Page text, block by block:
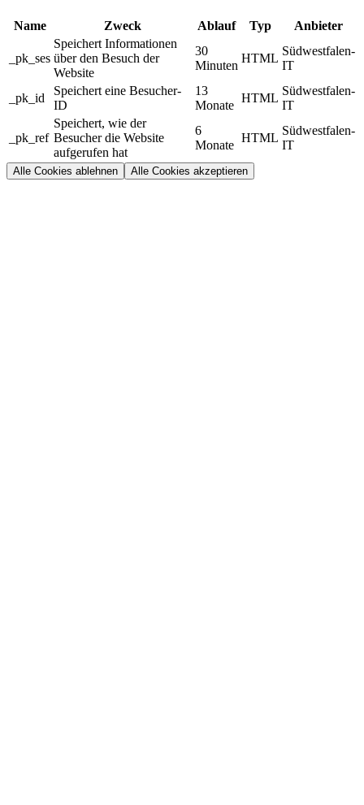
Name Zweck Ablauf Typ Anbieter
_pk_ses
Speichert Informationen
über den Besuch der
Website
30
Minuten
HTML
Südwestfalen-
IT
_pk_id
Speichert eine Besucher-
ID
13
Monate
HTML
Südwestfalen-
IT
_pk_ref
Speichert, wie der
Besucher die Website
aufgerufen hat
6
Monate
HTML
Südwestfalen-
IT
Alle Cookies ablehnen Alle Cookies akzeptieren